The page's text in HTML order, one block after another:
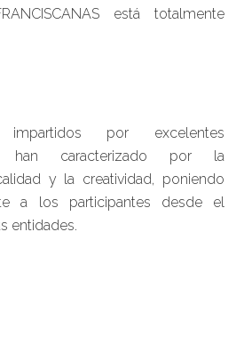
está totalmente
por excelentes
han caracterizado por la
y la creatividad, poniendo
a los participantes desde el
entidades.